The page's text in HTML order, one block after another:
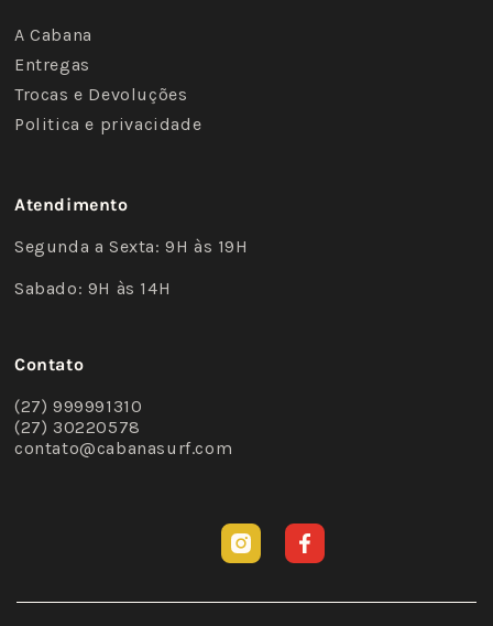
A Cabana
Entregas
Trocas e Devoluções
Politica e privacidade
Atendimento
Segunda a Sexta: 9H às 19H
Sabado: 9H às 14H
Contato
(27) 999991310
(27) 30220578
contato@cabanasurf.com
Facebook
Instagram